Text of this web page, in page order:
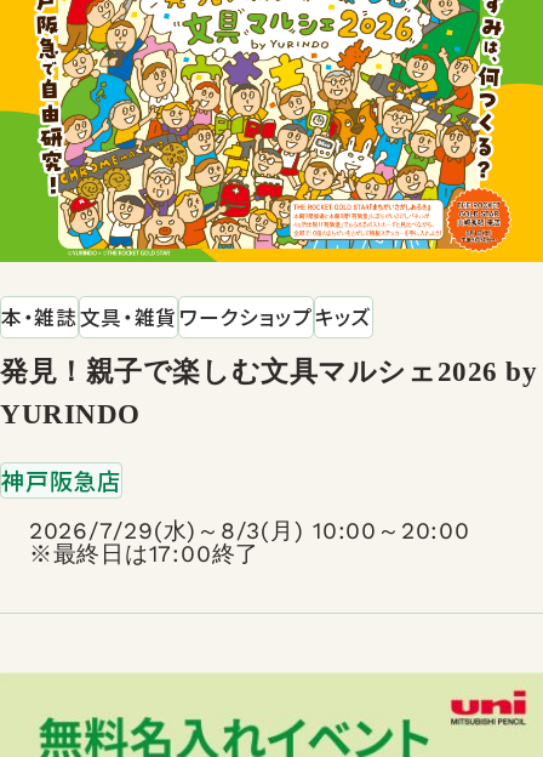
本・雑誌文具・雑貨 ワークショップキッズ
発見！親子で楽しむ文具マルシェ2026 by
YURINDO
神戸阪急店
2026/7/29(水)～8/3(月) 10:00～20:00
※最終日は17:00終了